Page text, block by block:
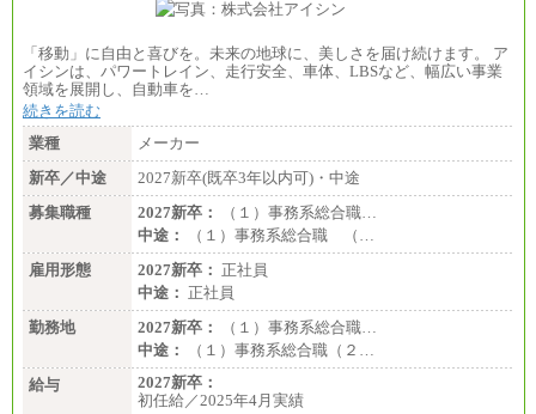
「移動」に自由と喜びを。未来の地球に、美しさを届け続けます。 ア
イシンは、パワートレイン、走行安全、車体、LBSなど、幅広い事業
領域を展開し、自動車を…
続きを読む
業種
メーカー
新卒／中途
2027新卒(既卒3年以内可)・中途
募集職種
2027新卒：
（１）事務系総合職…
中途：
（１）事務系総合職 （…
雇用形態
2027新卒： 正社員
中途： 正社員
勤務地
2027新卒：
（１）事務系総合職…
中途：
（１）事務系総合職（２…
給与
2027新卒：
初任給／2025年4月実績